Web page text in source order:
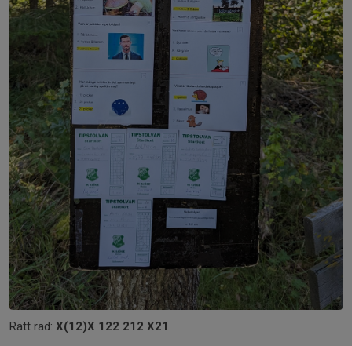
Rätt rad: X(12)X 122 212 X21